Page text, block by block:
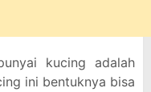
kucing adalah
ini bentuknya bisa